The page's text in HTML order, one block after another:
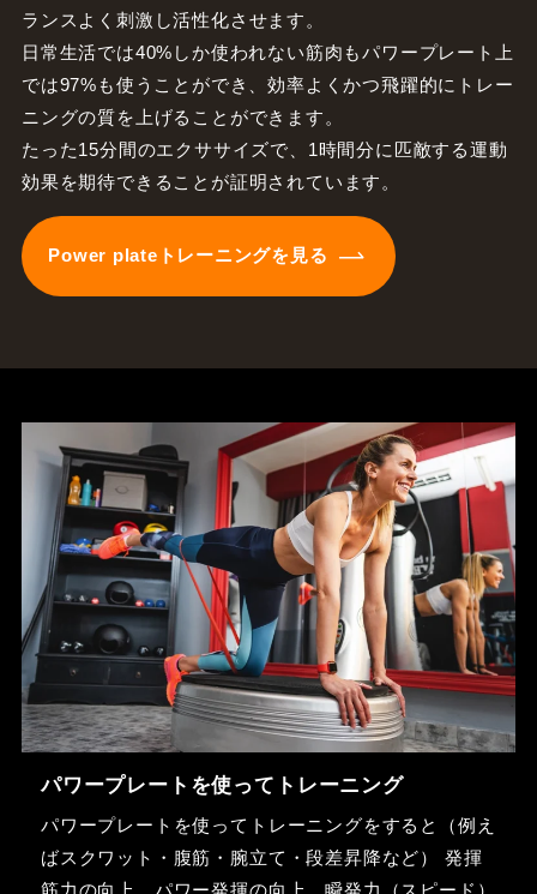
ランスよく刺激し活性化させます。
日常生活では40%しか使われない筋肉もパワープレート上
では97%も使うことができ、効率よくかつ飛躍的にトレー
ニングの質を上げることができます。
たった15分間のエクササイズで、1時間分に匹敵する運動
効果を期待できることが証明されています。
Power plateトレーニングを見る
パワープレートを使ってトレーニング
パワープレートを使ってトレーニングをすると（例え
ばスクワット・腹筋・腕立て・段差昇降など） 発揮
筋力の向上、パワー発揮の向上、瞬発力（スピード）